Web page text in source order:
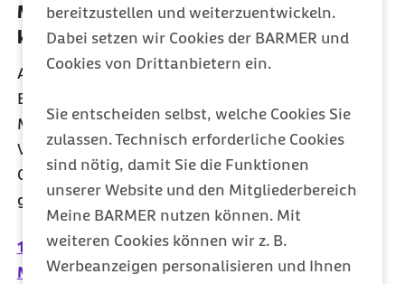
bereitzustellen und weiterzuentwickeln.
Dabei setzen wir Cookies der BARMER und
Cookies von Drittanbietern ein.
Sie entscheiden selbst, welche Cookies Sie
zulassen. Technisch erforderliche Cookies
sind nötig, damit Sie die Funktionen
unserer Website und den Mitgliederbereich
Meine BARMER nutzen können. Mit
weiteren Cookies können wir z. B.
Werbeanzeigen personalisieren und Ihnen
Medizinforschungsgesetz – Barmer
kritisiert geheime Erstattungspreise
Anlässlich der morgigen Anhörung des
Bundestags-Gesundheitsausschusses zum
Medizinforschungsgesetz warnt der
Vorstandsvorsitzende der Barmer, Prof. Dr.
Christoph Straub, vor der geplanten Einführung
geheimer Erstattungspreise für neue Arzneimittel.
11.06.2024 - Anhörung zum
Medizinforschungsgesetz – Barmer kritisiert